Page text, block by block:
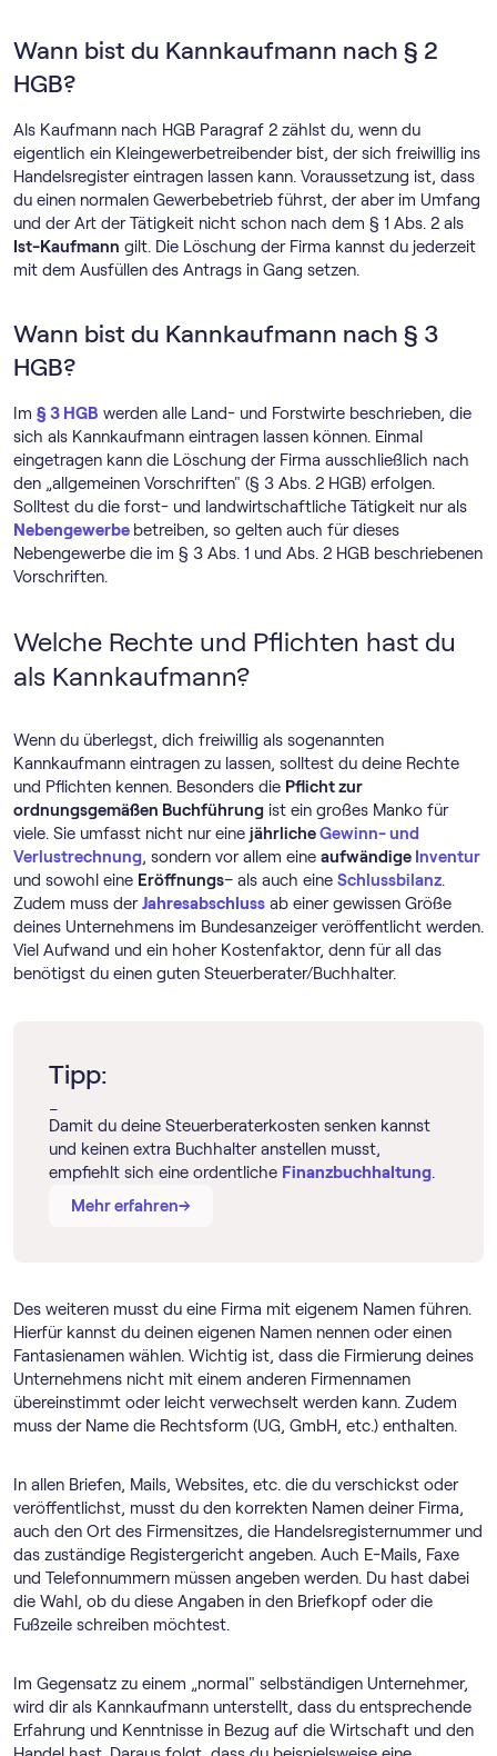
Wann bist du Kannkaufmann nach § 2
HGB?
Als Kaufmann nach HGB Paragraf 2 zählst du, wenn du
eigentlich ein Kleingewerbetreibender bist, der sich freiwillig ins
Handelsregister eintragen lassen kann. Voraussetzung ist, dass
du einen normalen Gewerbebetrieb führst, der aber im Umfang
und der Art der Tätigkeit nicht schon nach dem § 1 Abs. 2 als
Ist-Kaufmann gilt. Die Löschung der Firma kannst du jederzeit
mit dem Ausfüllen des Antrags in Gang setzen.
Wann bist du Kannkaufmann nach § 3
HGB?
Im § 3 HGB werden alle Land- und Forstwirte beschrieben, die
sich als Kannkaufmann eintragen lassen können. Einmal
eingetragen kann die Löschung der Firma ausschließlich nach
den „allgemeinen Vorschriften" (§ 3 Abs. 2 HGB) erfolgen.
Solltest du die forst- und landwirtschaftliche Tätigkeit nur als
Nebengewerbe betreiben, so gelten auch für dieses
Nebengewerbe die im § 3 Abs. 1 und Abs. 2 HGB beschriebenen
Vorschriften.
Welche Rechte und Pflichten hast du
als Kannkaufmann?
Wenn du überlegst, dich freiwillig als sogenannten
Kannkaufmann eintragen zu lassen, solltest du deine Rechte
und Pflichten kennen. Besonders die Pflicht zur
ordnungsgemäßen Buchführung ist ein großes Manko für
viele. Sie umfasst nicht nur eine jährlicheGewinn- und
Verlustrechnung, sondern vor allem eine aufwändige Inventur
und sowohl eine Eröffnungs– als auch eine Schlussbilanz.
Zudem muss derJahresabschluss ab einer gewissen Größe
deines Unternehmens im Bundesanzeiger veröffentlicht werden.
Viel Aufwand und ein hoher Kostenfaktor, denn für all das
benötigst du einen guten Steuerberater/Buchhalter.
Tipp:
Damit du deine Steuerberaterkosten senken kannst
und keinen extra Buchhalter anstellen musst,
empfiehlt sich eine ordentliche Finanzbuchhaltung.
Mehr erfahren→
→
Des weiteren musst du eine Firma mit eigenem Namen führen.
Hierfür kannst du deinen eigenen Namen nennen oder einen
Fantasienamen wählen. Wichtig ist, dass die Firmierung deines
Unternehmens nicht mit einem anderen Firmennamen
übereinstimmt oder leicht verwechselt werden kann. Zudem
muss der Name die Rechtsform (UG, GmbH, etc.) enthalten.
In allen Briefen, Mails, Websites, etc. die du verschickst oder
veröffentlichst, musst du den korrekten Namen deiner Firma,
auch den Ort des Firmensitzes, die Handelsregisternummer und
das zuständige Registergericht angeben. Auch E-Mails, Faxe
und Telefonnummern müssen angeben werden. Du hast dabei
die Wahl, ob du diese Angaben in den Briefkopf oder die
Fußzeile schreiben möchtest.
Im Gegensatz zu einem „normal" selbständigen Unternehmer,
wird dir als Kannkaufmann unterstellt, dass du entsprechende
Erfahrung und Kenntnisse in Bezug auf die Wirtschaft und den